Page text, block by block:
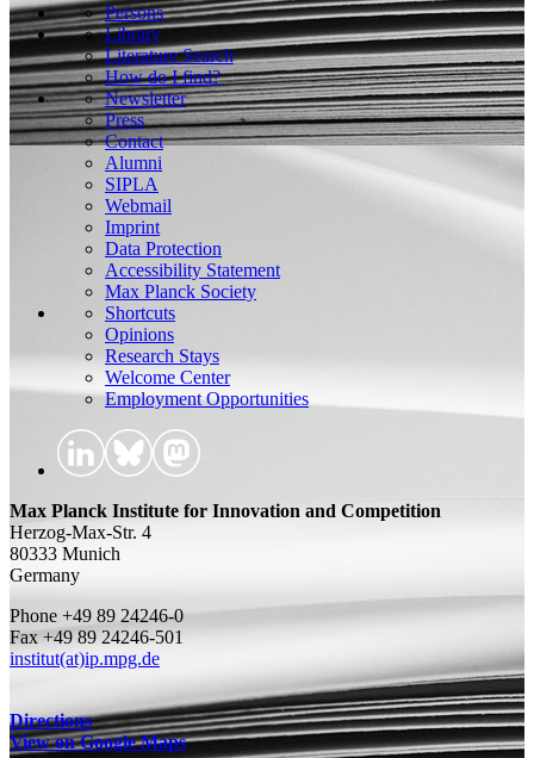
Persons
Library
Literature Search
How do I find?
Newsletter
Press
Contact
Alumni
SIPLA
Webmail
Imprint
Data Protection
Accessibility Statement
Max Planck Society
Shortcuts
Opinions
Research Stays
Welcome Center
Employment Opportunities
Max Planck Institute for Innovation and Competition
Herzog-Max-Str. 4
80333 Munich
Germany
Phone +49 89 24246-0
Fax +49 89 24246-501
institut(at)ip.mpg.de
Directions
View on Google Maps